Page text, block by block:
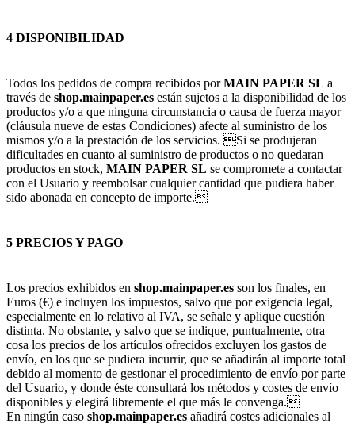
4 DISPONIBILIDAD
Todos los pedidos de compra recibidos porMAIN PAPER SL a
través de shop.mainpaper.es están sujetos a la disponibilidad de los
productos y/o a que ninguna circunstancia o causa de fuerza mayor
(cláusula nueve de estas Condiciones) afecte al suministro de los
mismos y/o a la prestación de los servicios. Si se produjeran
dificultades en cuanto al suministro de productos o no quedaran
productos en stock, MAIN PAPER SL se compromete a contactar
con el Usuario y reembolsar cualquier cantidad que pudiera haber
sido abonada en concepto de importe.
5 PRECIOS Y PAGO
Los precios exhibidos en shop.mainpaper.es son los finales, en
Euros (€) e incluyen los impuestos, salvo que por exigencia legal,
especialmente en lo relativo al IVA, se señale y aplique cuestión
distinta. No obstante, y salvo que se indique, puntualmente, otra
cosa los precios de los artículos ofrecidos excluyen los gastos de
envío, en los que se pudiera incurrir, que se añadirán al importe total
debido al momento de gestionar el procedimiento de envío por parte
del Usuario, y donde éste consultará los métodos y costes de envío
disponibles y elegirá libremente el que más le convenga.
En ningún caso shop.mainpaper.es añadirá costes adicionales al